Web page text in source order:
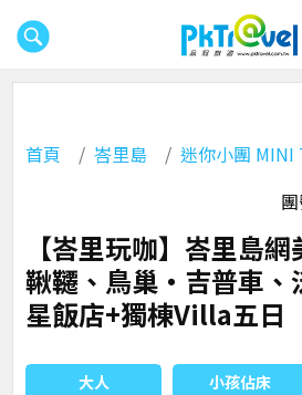
首頁 峇里島
迷你小團 MINI
【峇里玩咖】峇里島
鞦韆、鳥巢‧吉普車、
星飯店+獨棟Villa五日
大人 小孩佔床